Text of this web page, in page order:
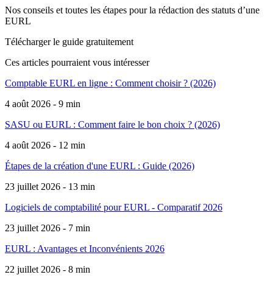
Nos conseils et toutes les étapes pour la rédaction des statuts d’une
EURL
Télécharger le guide gratuitement
Ces articles pourraient vous intéresser
Comptable EURL en ligne : Comment choisir ? (2026)
4 août 2026 - 9 min
SASU ou EURL : Comment faire le bon choix ? (2026)
4 août 2026 - 12 min
Étapes de la création d'une EURL : Guide (2026)
23 juillet 2026 - 13 min
Logiciels de comptabilité pour EURL - Comparatif 2026
23 juillet 2026 - 7 min
EURL : Avantages et Inconvénients 2026
22 juillet 2026 - 8 min